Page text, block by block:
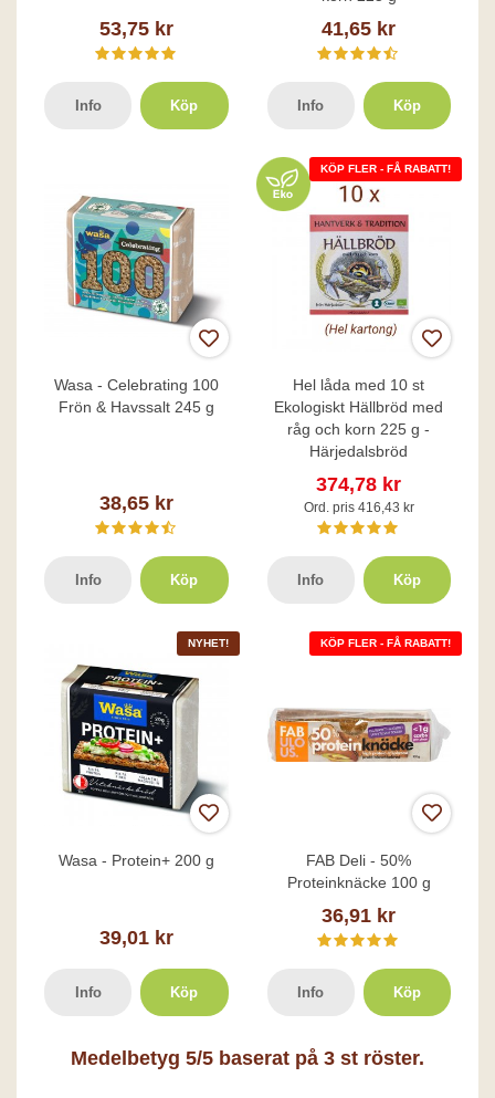
53,75 kr
Info Köp
41,65 kr
Info Köp
Wasa - Celebrating 100
Frön & Havssalt 245 g
38,65 kr
Info Köp
KÖP FLER - FÅ RABATT!
Hel låda med 10 st
Ekologiskt Hällbröd med
råg och korn 225 g -
Härjedalsbröd
374,78 kr
Ord. pris 416,43 kr
Info Köp
NYHET!
Wasa - Protein+ 200 g
39,01 kr
Info Köp
KÖP FLER - FÅ RABATT!
FAB Deli - 50%
Proteinknäcke 100 g
36,91 kr
Info Köp
Medelbetyg 5/5 baserat på 3 st röster.